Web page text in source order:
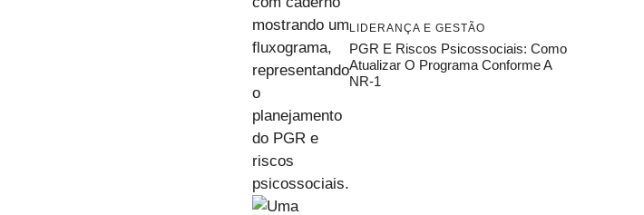
LIDERANÇA E GESTÃO
PGR E Riscos Psicossociais: Como
Atualizar O Programa Conforme A
NR-1